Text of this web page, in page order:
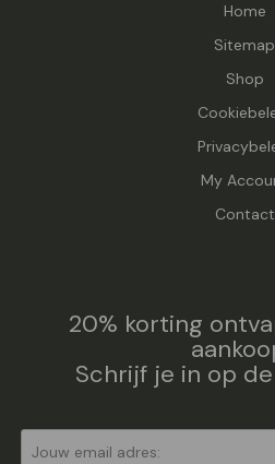
Home
Sitemap
Shop
My
Contact
20% korting
Schrijf je in op